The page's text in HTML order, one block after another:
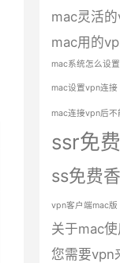
mac灵活
mac用的
mac系统怎么设
mac设置vpn连接
mac连接vpn后不
ssr免
ss免费
vpn客户端mac版
关于mac
您需要vpn